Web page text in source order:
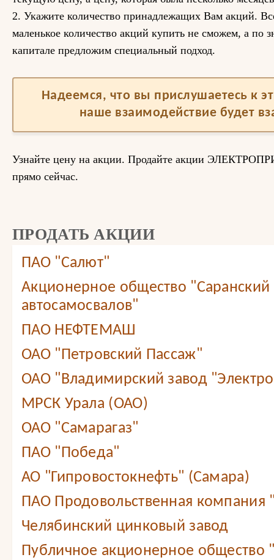
2. Укажите количество принадлежащих Вам акций.
маленькое количество акций купить не сможем, а по
капитале предложим специальный подход.
Надеемся, что вы прислушаетесь к
наше взаимодействие будет
Узнайте цену на акции. Продайте акции
прямо сейчас.
ПРОДАТЬ АКЦИИ
ПАО "Салют"
Акционерное общество "Саранский
автосамосвалов"
ПАО НЕФТЕМАШ
ОАО "Петровский Пассаж"
ОАО "Владимирский завод
МРСК Урала (ОАО)
ОАО "Самарагаз"
ПАО "Победа"
АО "Гипровостокнефть" (Самара)
ПАО Продовольственная
Челябинский цинковый завод
Публичное акционерное общество